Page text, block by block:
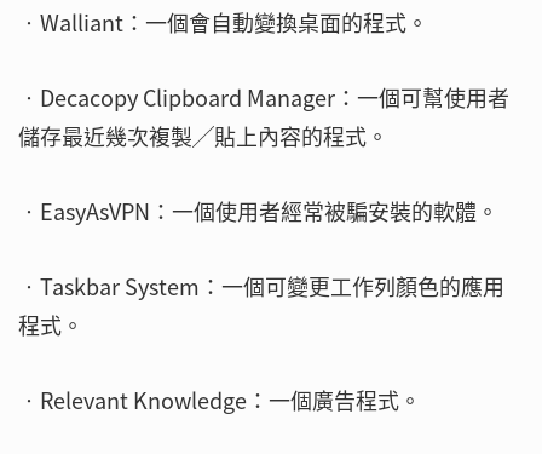
‧Walliant：一個會自動變換桌面的程式。
‧Decacopy Clipboard Manager：一個可幫使用者
儲存最近幾次複製╱貼上內容的程式。
‧EasyAsVPN：一個使用者經常被騙安裝的軟體。
‧Taskbar System：一個可變更工作列顏色的應用
程式。
‧Relevant Knowledge：一個廣告程式。